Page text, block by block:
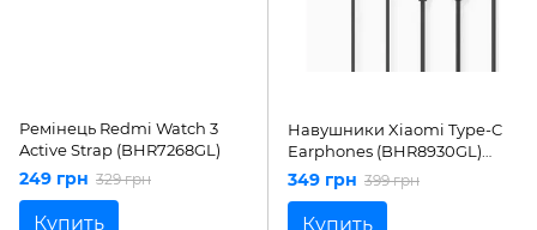
Ремінець Redmi Watch 3
Active Strap (BHR7268GL)
249 грн 329 грн
Купить
Навушники Xiaomi Type-C
Earphones (BHR8930GL)
Black
349 грн 399 грн
Купить